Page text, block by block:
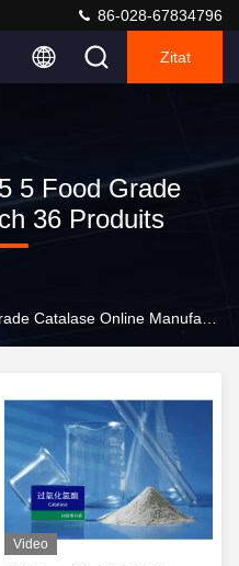
86-028-67834796
Zitat
5 Food Grade
36 Produits
Video